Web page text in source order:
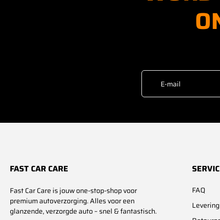
E-mail
FAST CAR CARE
Fast Car Care is jouw one-stop-shop voor
premium autoverzorging. Alles voor een
glanzende, verzorgde auto – snel & fantastisch.
FAQ
Levering